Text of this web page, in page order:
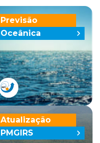
Previsão
Oceânica
Atualização
PMGIRS